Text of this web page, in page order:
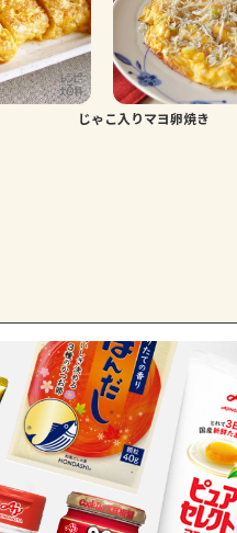
じゃこ入りマヨ卵焼き